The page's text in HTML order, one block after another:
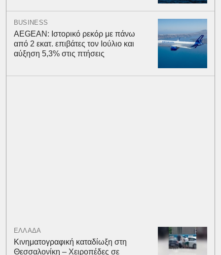
BUSINESS
AEGEAN: Ιστορικό ρεκόρ με πάνω
από 2 εκατ. επιβάτες τον Ιούλιο και
αύξηση 5,3% στις πτήσεις
ΕΛΛΑΔΑ
Κινηματογραφική καταδίωξη στη
Θεσσαλονίκη – Χειροπέδες σε